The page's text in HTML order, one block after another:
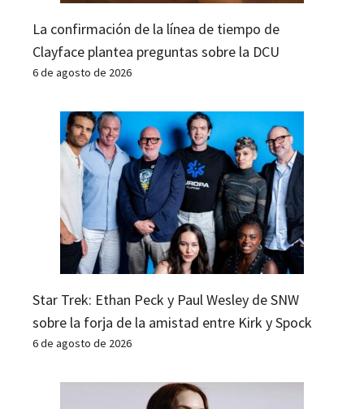
La confirmación de la línea de tiempo de
Clayface plantea preguntas sobre la DCU
6 de agosto de 2026
Star Trek: Ethan Peck y Paul Wesley de SNW
sobre la forja de la amistad entre Kirk y Spock
6 de agosto de 2026